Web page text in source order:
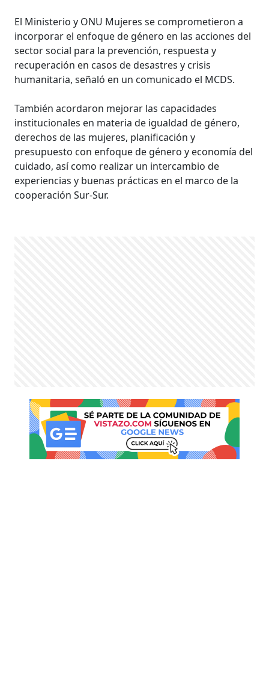
El Ministerio y ONU Mujeres se comprometieron a
incorporar el enfoque de género en las acciones del
sector social para la prevención, respuesta y
recuperación en casos de desastres y crisis
humanitaria, señaló en un comunicado el MCDS.
También acordaron mejorar las capacidades
institucionales en materia de igualdad de género,
derechos de las mujeres, planificación y
presupuesto con enfoque de género y economía del
cuidado, así como realizar un intercambio de
experiencias y buenas prácticas en el marco de la
cooperación Sur-Sur.